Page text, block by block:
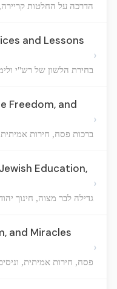
הדרכה על החלטות
and Lessons
בחירת הלשון של רש"י
›
Freedom, and
ברכות פסח, חירות
›
Education,
גדילה לבר מצוה, חינוך
›
and Miracles
פסח, חירות אמיתית,
›